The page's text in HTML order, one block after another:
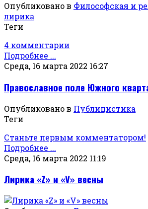
Опубликовано в Философская и
лирика
Теги
4 комментарии
Подробнее ...
Среда, 16 марта 2022 16:27
Православное поле Южного
Опубликовано в Публицистика
Теги
Станьте первым комментатором!
Подробнее ...
Среда, 16 марта 2022 11:19
Лирика «Z» и «V» весны